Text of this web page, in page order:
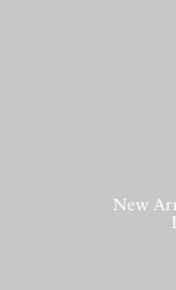
New